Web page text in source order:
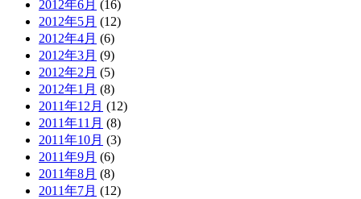
2012年6月 (16)
2012年5月 (12)
2012年4月 (6)
2012年3月 (9)
2012年2月 (5)
2012年1月 (8)
2011年12月 (12)
2011年11月 (8)
2011年10月 (3)
2011年9月 (6)
2011年8月 (8)
2011年7月 (12)